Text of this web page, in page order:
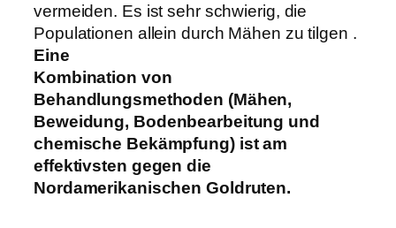
vermeiden. Es ist sehr schwierig, die
Populationen allein durch Mähen zu tilgen .
Eine
Kombination von
Behandlungsmethoden (Mähen,
Beweidung, Bodenbearbeitung und
chemische Bekämpfung) ist am
effektivsten gegen die
Nordamerikanischen Goldruten.